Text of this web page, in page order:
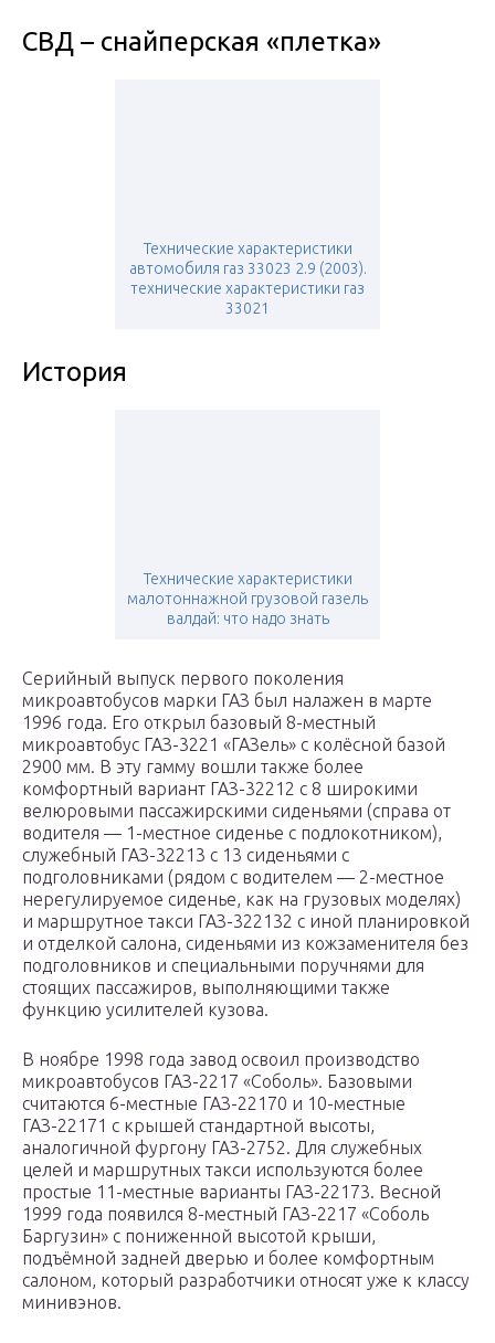
СВД – снайперская «плетка»
Технические характеристики
автомобиля газ 33023 2.9 (2003).
технические характеристики газ
33021
История
Технические характеристики
малотоннажной грузовой газель
валдай: что надо знать
Серийный выпуск первого поколения
микроавтобусов марки ГАЗ был налажен в марте
1996 года. Его открыл базовый 8-местный
микроавтобус ГАЗ-3221 «ГАЗель» с колёсной базой
2900 мм. В эту гамму вошли также более
комфортный вариант ГАЗ-32212 с 8 широкими
велюровыми пассажирскими сиденьями (справа от
водителя — 1-местное сиденье с подлокотником),
служебный ГАЗ-32213 с 13 сиденьями с
подголовниками (рядом с водителем — 2-местное
нерегулируемое сиденье, как на грузовых моделях)
и маршрутное такси ГАЗ-322132 с иной планировкой
и отделкой салона, сиденьями из кожзаменителя без
подголовников и специальными поручнями для
стоящих пассажиров, выполняющими также
функцию усилителей кузова.
В ноябре 1998 года завод освоил производство
микроавтобусов ГАЗ-2217 «Соболь». Базовыми
считаются 6-местные ГАЗ-22170 и 10-местные
ГАЗ-22171 с крышей стандартной высоты,
аналогичной фургону ГАЗ-2752. Для служебных
целей и маршрутных такси используются более
простые 11-местные варианты ГАЗ-22173. Весной
1999 года появился 8-местный ГАЗ-2217 «Соболь
Баргузин» с пониженной высотой крыши,
подъёмной задней дверью и более комфортным
салоном, который разработчики относят уже к классу
минивэнов.